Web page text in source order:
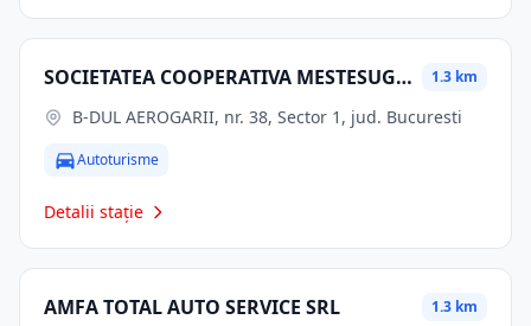
SOCIETATEA COOPERATIVA MESTESUGAREASCA INTERSERVICE BANEASA 1.3 km
B-DUL AEROGARII, nr. 38, Sector 1, jud. Bucuresti
Autoturisme
Detalii stație
AMFA TOTAL AUTO SERVICE SRL 1.3 km